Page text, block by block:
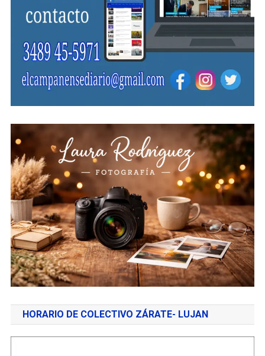
HORARIO DE COLECTIVO ZÁRATE- LUJAN